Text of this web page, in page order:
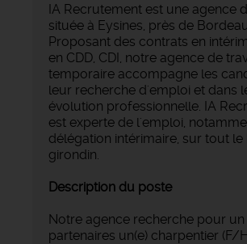
IA Recrutement est une agence
située à Eysines, près de
Proposant des contrats en
en CDD, CDI, notre agence de
temporaire accompagne les
leur recherche d'emploi et dans
évolution professionnelle. IA
est experte de l'emploi,
délégation intérimaire, sur tout le
girondin.
Description du poste
Notre agence recherche pour un
partenaires un(e) charpentier (F/